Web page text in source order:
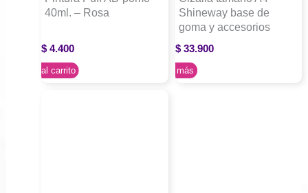
40ml. – Rosa
$ 4.400
Agregar al carrito
Shineway base de
goma y accesorios
$33.900
Leer más